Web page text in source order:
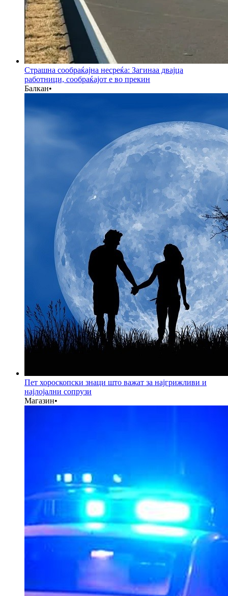
Страшна сообраќајна несреќа: Загинаа двајца
работници, сообраќајот е во прекин
Балкан•
Пет хороскопски знаци што важат за најгрижливи и
најлојални сопрузи
Магазин•